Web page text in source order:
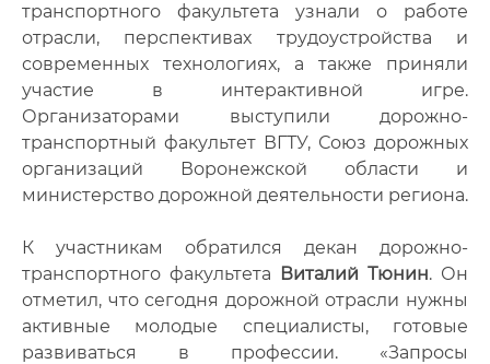
транспортного факультета узнали о работе
отрасли, перспективах трудоустройства и
современных технологиях, а также приняли
участие в интерактивной игре.
Организаторами выступили дорожно-
транспортный факультет ВГТУ, Союз дорожных
организаций Воронежской области и
министерство дорожной деятельности региона.
К участникам обратился декан дорожно-
транспортного факультета Виталий Тюнин. Он
отметил, что сегодня дорожной отрасли нужны
активные молодые специалисты, готовые
развиваться в профессии. «Запросы